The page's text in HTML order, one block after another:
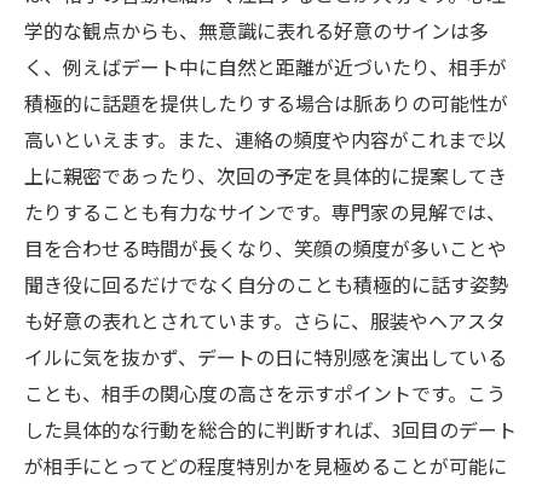
学的な観点からも、無意識に表れる好意のサインは多
く、例えばデート中に自然と距離が近づいたり、相手が
積極的に話題を提供したりする場合は脈ありの可能性が
高いといえます。また、連絡の頻度や内容がこれまで以
上に親密であったり、次回の予定を具体的に提案してき
たりすることも有力なサインです。専門家の見解では、
目を合わせる時間が長くなり、笑顔の頻度が多いことや
聞き役に回るだけでなく自分のことも積極的に話す姿勢
も好意の表れとされています。さらに、服装やヘアスタ
イルに気を抜かず、デートの日に特別感を演出している
ことも、相手の関心度の高さを示すポイントです。こう
した具体的な行動を総合的に判断すれば、3回目のデート
が相手にとってどの程度特別かを見極めることが可能に